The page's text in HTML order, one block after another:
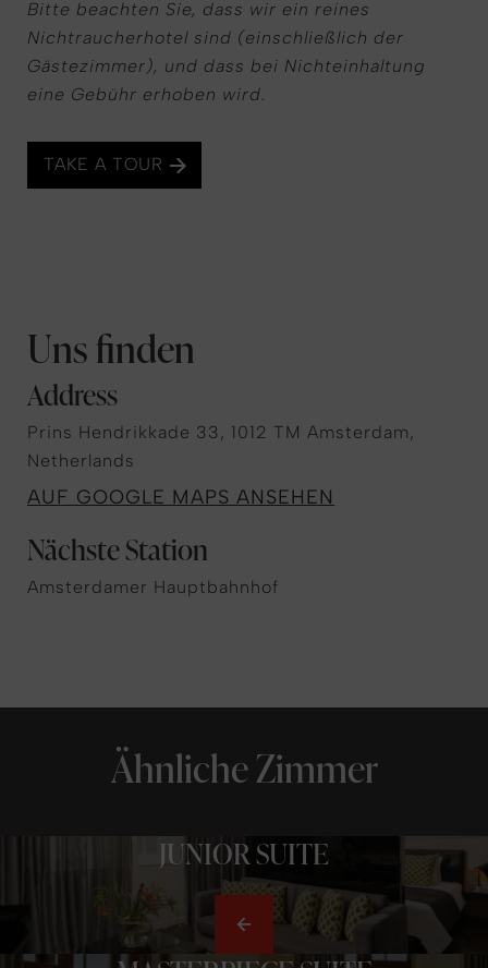
Bitte beachten Sie, dass wir ein reines
Nichtraucherhotel sind (einschließlich der
Gästezimmer), und dass bei Nichteinhaltung
eine Gebühr erhoben wird.
TAKE A TOUR
Uns finden
Address
Prins Hendrikkade 33, 1012 TM Amsterdam,
Netherlands
AUF GOOGLE MAPS ANSEHEN
Nächste Station
Amsterdamer Hauptbahnhof
Ähnliche Zimmer
JUNIOR SUITE